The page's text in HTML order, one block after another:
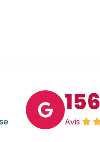
156
Avis